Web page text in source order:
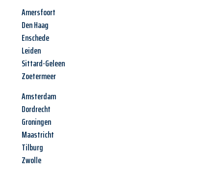
Amersfoort
Den Haag
Enschede
Leiden
Sittard-Geleen
Zoetermeer
Amsterdam
Dordrecht
Groningen
Maastricht
Tilburg
Zwolle